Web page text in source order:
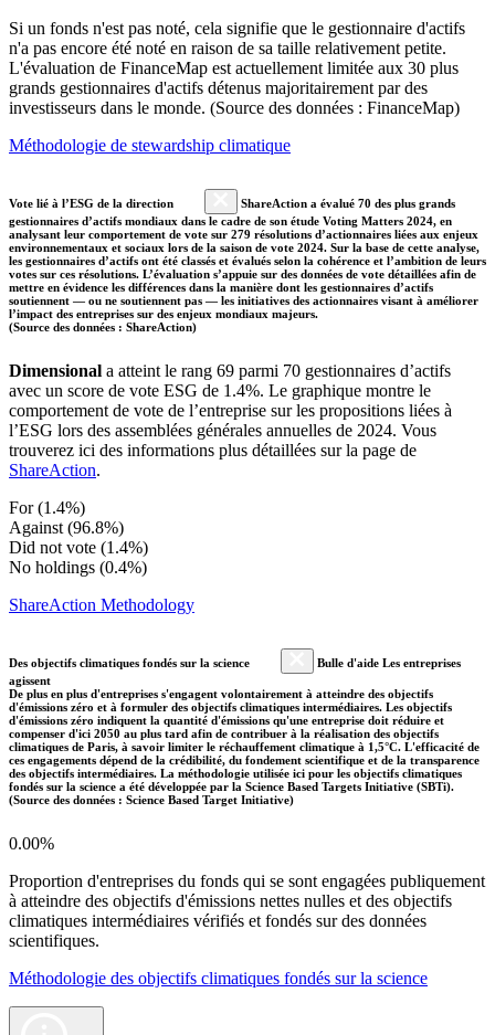
Si un fonds n'est pas noté, cela signifie que le gestionnaire d'actifs
n'a pas encore été noté en raison de sa taille relativement petite.
L'évaluation de FinanceMap est actuellement limitée aux 30 plus
grands gestionnaires d'actifs détenus majoritairement par des
investisseurs dans le monde. (Source des données : FinanceMap)
Méthodologie de stewardship climatique
Vote lié à l’ESG de la direction
ShareAction a évalué 70 des plus grands
gestionnaires d’actifs mondiaux dans le cadre de son étude Voting Matters 2024, en
analysant leur comportement de vote sur 279 résolutions d’actionnaires liées aux enjeux
environnementaux et sociaux lors de la saison de vote 2024. Sur la base de cette analyse,
les gestionnaires d’actifs ont été classés et évalués selon la cohérence et l’ambition de leurs
votes sur ces résolutions. L’évaluation s’appuie sur des données de vote détaillées afin de
mettre en évidence les différences dans la manière dont les gestionnaires d’actifs
soutiennent — ou ne soutiennent pas — les initiatives des actionnaires visant à améliorer
l’impact des entreprises sur des enjeux mondiaux majeurs.
(Source des données : ShareAction)
Dimensional a atteint le rang 69 parmi 70 gestionnaires d’actifs
avec un score de vote ESG de 1.4%. Le graphique montre le
comportement de vote de l’entreprise sur les propositions liées à
l’ESG lors des assemblées générales annuelles de 2024. Vous
trouverez ici des informations plus détaillées sur la page de
ShareAction.
For (1.4%)
Against (96.8%)
Did not vote (1.4%)
No holdings (0.4%)
ShareAction Methodology
Des objectifs climatiques fondés sur la science
Bulle d'aide Les entreprises
agissent
De plus en plus d'entreprises s'engagent volontairement à atteindre des objectifs
d'émissions zéro et à formuler des objectifs climatiques intermédiaires. Les objectifs
d'émissions zéro indiquent la quantité d'émissions qu'une entreprise doit réduire et
compenser d'ici 2050 au plus tard afin de contribuer à la réalisation des objectifs
climatiques de Paris, à savoir limiter le réchauffement climatique à 1,5°C. L'efficacité de
ces engagements dépend de la crédibilité, du fondement scientifique et de la transparence
des objectifs intermédiaires. La méthodologie utilisée ici pour les objectifs climatiques
fondés sur la science a été développée par la Science Based Targets Initiative (SBTi).
(Source des données : Science Based Target Initiative)
0.00%
Proportion d'entreprises du fonds qui se sont engagées publiquement
à atteindre des objectifs d'émissions nettes nulles et des objectifs
climatiques intermédiaires vérifiés et fondés sur des données
scientifiques.
Méthodologie des objectifs climatiques fondés sur la science